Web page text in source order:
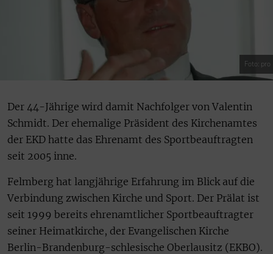
Foto: pro
Der 44-Jährige wird damit Nachfolger von Valentin
Schmidt. Der ehemalige Präsident des Kirchenamtes
der EKD hatte das Ehrenamt des Sportbeauftragten
seit 2005 inne.
Felmberg hat langjährige Erfahrung im Blick auf die
Verbindung zwischen Kirche und Sport. Der Prälat ist
seit 1999 bereits ehrenamtlicher Sportbeauftragter
seiner Heimatkirche, der Evangelischen Kirche
Berlin-Brandenburg-schlesische Oberlausitz (EKBO).